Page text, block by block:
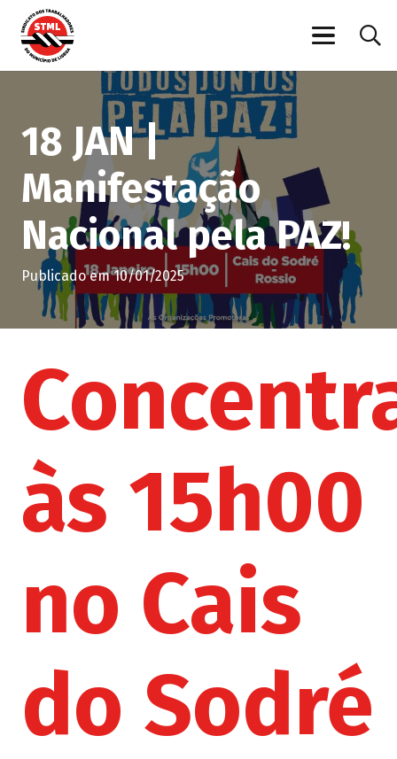
18 JAN |
Manifestação
Nacional pela PAZ!
Publicado em10/01/2025
às 15h00
no Cais
do Sodré